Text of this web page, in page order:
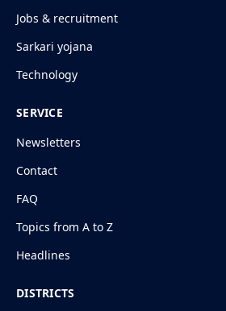
Jobs & recruitment
Sarkari yojana
Technology
SERVICE
Newsletters
Contact
FAQ
Topics from A to Z
Headlines
DISTRICTS